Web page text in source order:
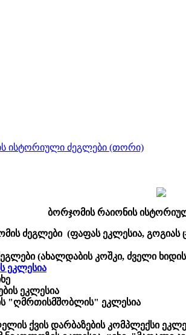
ისტორიული ძეგლები (თორი)
ბორჯომის რაიონის
ძეგლები (ფაფას ეკლესია, გოგიას
(ახალდაბის კოშკი, ძველი
ეკლესია
"ღმრთისმშობლის" ეკლესია
ქვის დარბაზების კომპლექსი